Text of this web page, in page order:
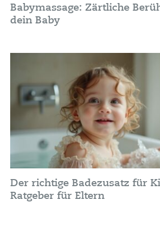
Babymassage: Zärtliche
dein Baby
Der richtige Badezusatz für
Ratgeber für Eltern